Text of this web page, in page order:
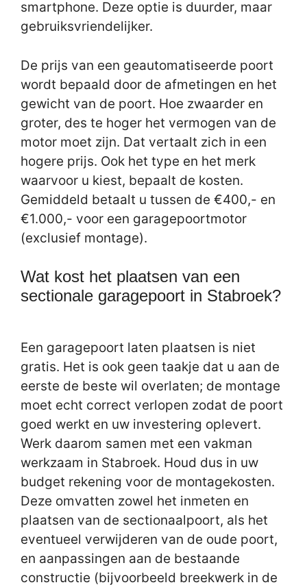
smartphone. Deze optie is duurder, maar
gebruiksvriendelijker.
De prijs van een geautomatiseerde poort
wordt bepaald door de afmetingen en het
gewicht van de poort. Hoe zwaarder en
groter, des te hoger het vermogen van de
motor moet zijn. Dat vertaalt zich in een
hogere prijs. Ook het type en het merk
waarvoor u kiest, bepaalt de kosten.
Gemiddeld betaalt u tussen de €400,- en
€1.000,- voor een garagepoortmotor
(exclusief montage).
Wat kost het plaatsen van een
sectionale garagepoort in Stabroek?
Een garagepoort laten plaatsen is niet
gratis. Het is ook geen taakje dat u aan de
eerste de beste wil overlaten; de montage
moet echt correct verlopen zodat de poort
goed werkt en uw investering oplevert.
Werk daarom samen met een vakman
werkzaam in Stabroek. Houd dus in uw
budget rekening voor de montagekosten.
Deze omvatten zowel het inmeten en
plaatsen van de sectionaalpoort, als het
eventueel verwijderen van de oude poort,
en aanpassingen aan de bestaande
constructie (bijvoorbeeld breekwerk in de